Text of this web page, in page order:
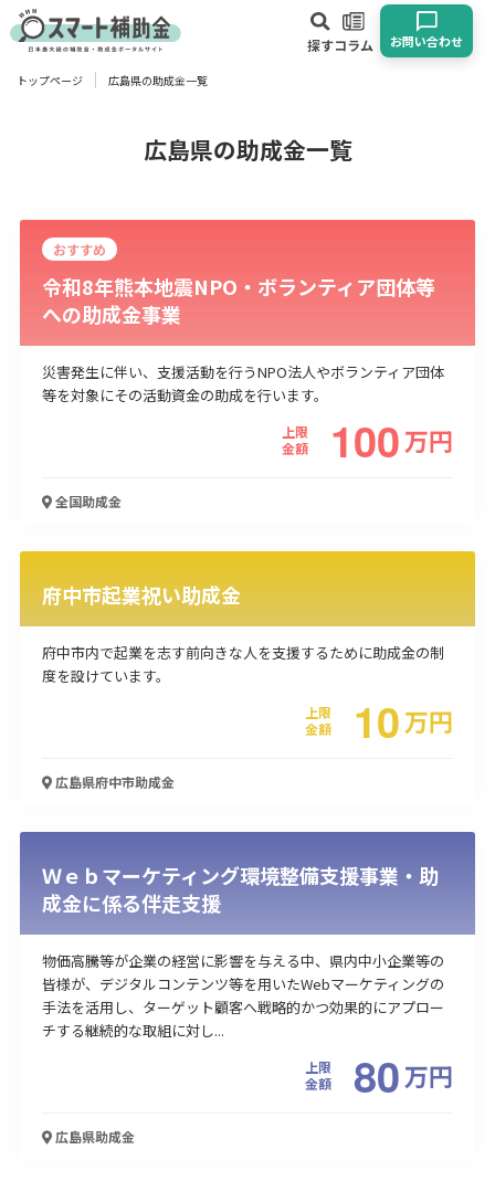
探すコラム お問い合わせ
対象
物流・運輸業 製造業 情報通信業 卸売･小売業
医療･福祉 農業･林業
漁業
人材採用・雇用
人材育成・福利厚生
起業・創業
事業承継 災害・被災者支援
コロナ関連
環境・省エネ
テレワーク
検索
トップページ 広島県の助成金一覧
広島県の助成金一覧
おすすめ
令和8年熊本地震NPO・ボランティア団体等
への助成金事業
災害発生に伴い、支援活動を行うNPO法人やボランティア団体
等を対象にその活動資金の助成を行います。
上限
金額
100万円
全国助成金
府中市起業祝い助成金
府中市内で起業を志す前向きな人を支援するために助成金の制
度を設けています。
上限
金額
10万円
広島県府中市助成金
Ｗｅｂマーケティング環境整備支援事業・助
成金に係る伴走支援
物価高騰等が企業の経営に影響を与える中、県内中小企業等の
皆様が、デジタルコンテンツ等を用いたWebマーケティングの
手法を活用し、ターゲット顧客へ戦略的かつ効果的にアプロー
チする継続的な取組に対し...
上限
金額
80万円
広島県助成金